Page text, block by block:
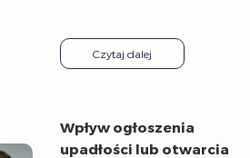
Czytaj dalej
Wpływ ogłoszenia
upadłości lub otwarcia